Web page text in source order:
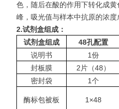
色，随后在酸的作用下转化成
峰，吸光值与样本中抗原的浓度
2.试剂盒组成：
试剂盒组成
48孔配置
说明书
1份
封板膜
2片（48）
密封袋
1个
酶标包被板 1×48